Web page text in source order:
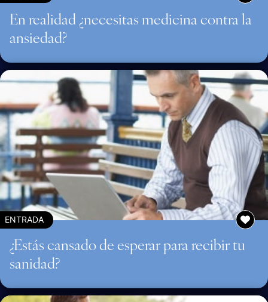
En realidad ¿necesitas medicina contra la
ansiedad?
ENTRADA
¿Estás cansado de esperar para recibir tu
sanidad?